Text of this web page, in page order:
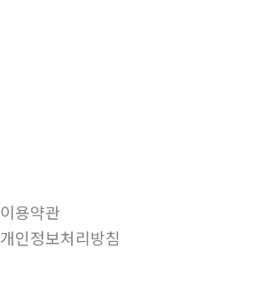
이용약관
개인정보처리방침